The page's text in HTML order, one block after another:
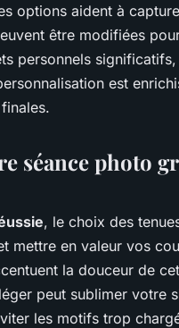
options aident à
être modifiées
personnels
est
séance photo
, le choix des
mettre en valeur vos
la douceur de
peut sublimer votre
les motifs trop